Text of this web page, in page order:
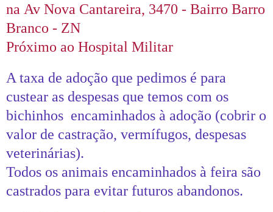
na Av Nova Cantareira, 3470 - Bairro Barro
Branco - ZN
Próximo ao Hospital Militar
A taxa de adoção que pedimos é para
custear as despesas que temos com os
bichinhos encaminhados à adoção (cobrir o
valor de castração, vermífugos, despesas
veterinárias).
Todos os animais encaminhados à feira são
castrados para evitar futuros abandonos.